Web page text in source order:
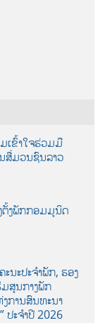
ເຂົ້າໃຈຮ່ວມມື
ສື່ມວນຊົນລາວ
ຕັ້ງພັກກອມມູນິດ
ນະປະຈໍາພັກ, ຮອງ
ສູນກາງພັກ
ການສົນທະນາ
ປະຈຳປີ 2026